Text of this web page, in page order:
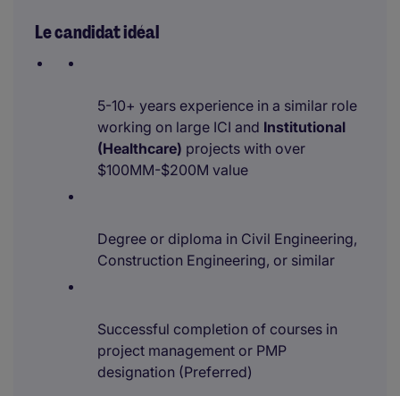
Le candidat idéal
5-10+ years experience in a similar role
working on large ICI and Institutional
(Healthcare) projects with over
$100MM-$200M value
Degree or diploma in Civil Engineering,
Construction Engineering, or similar
Successful completion of courses in
project management or PMP
designation (Preferred)